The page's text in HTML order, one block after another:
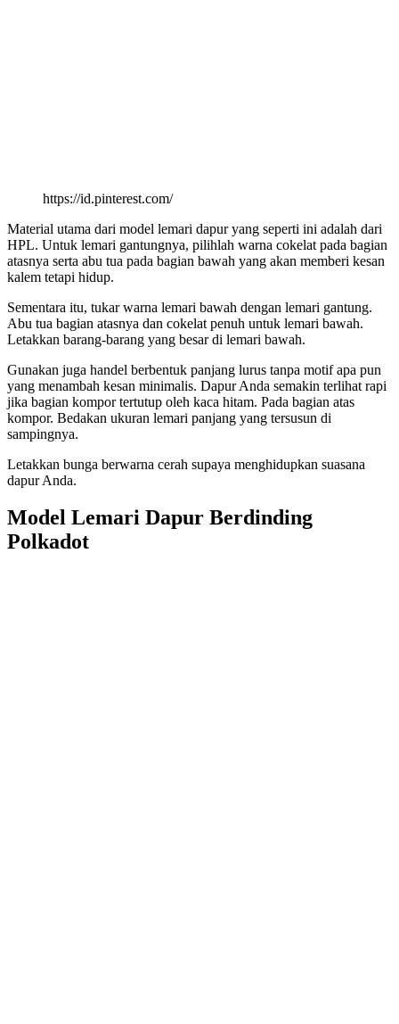
https://id.pinterest.com/
Material utama dari model lemari dapur yang seperti ini adalah dari
HPL. Untuk lemari gantungnya, pilihlah warna cokelat pada bagian
atasnya serta abu tua pada bagian bawah yang akan memberi kesan
kalem tetapi hidup.
Sementara itu, tukar warna lemari bawah dengan lemari gantung.
Abu tua bagian atasnya dan cokelat penuh untuk lemari bawah.
Letakkan barang-barang yang besar di lemari bawah.
Gunakan juga handel berbentuk panjang lurus tanpa motif apa pun
yang menambah kesan minimalis. Dapur Anda semakin terlihat rapi
jika bagian kompor tertutup oleh kaca hitam. Pada bagian atas
kompor. Bedakan ukuran lemari panjang yang tersusun di
sampingnya.
Letakkan bunga berwarna cerah supaya menghidupkan suasana
dapur Anda.
Model Lemari Dapur Berdinding
Polkadot